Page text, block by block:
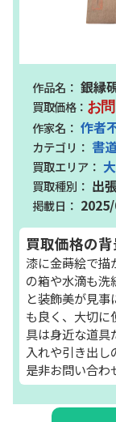
銀縁
お
作者
書
出
買取価格の背
漆に金蒔絵で描
の箱や水滴も洗
と装飾美が見
も良く、大切に
具は身近な道具
入れや引き出し
是非お問い合わ